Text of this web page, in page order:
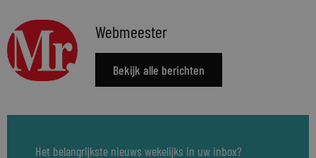
Webmeester
Bekijk alle berichten
Het belangrijkste nieuws wekelijks in uw inbox?